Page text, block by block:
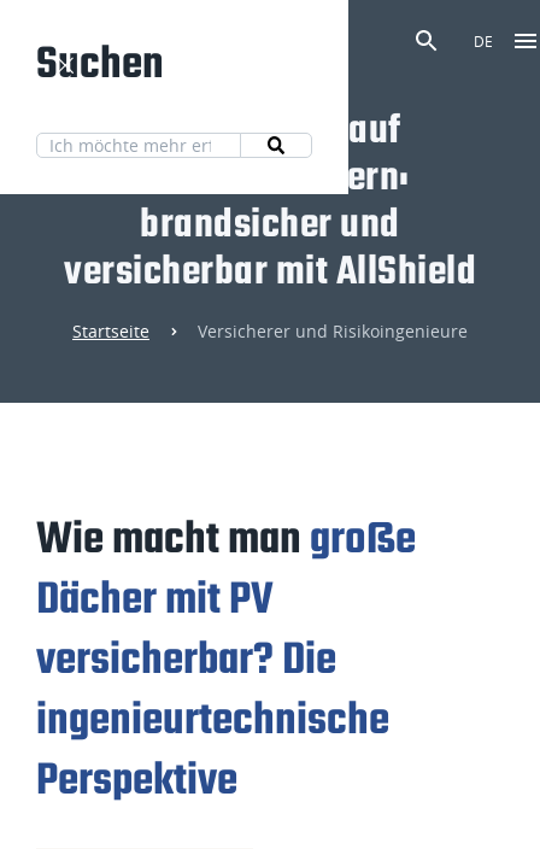
DE
Suchen
Solarmodule auf
Gewerbedächern:
brandsicher und
versicherbar mit AllShield
Startseite Versicherer und Risikoingenieure
Wie macht mangroße
Dächer mit PV
versicherbar? Die
ingenieurtechnische
Perspektive